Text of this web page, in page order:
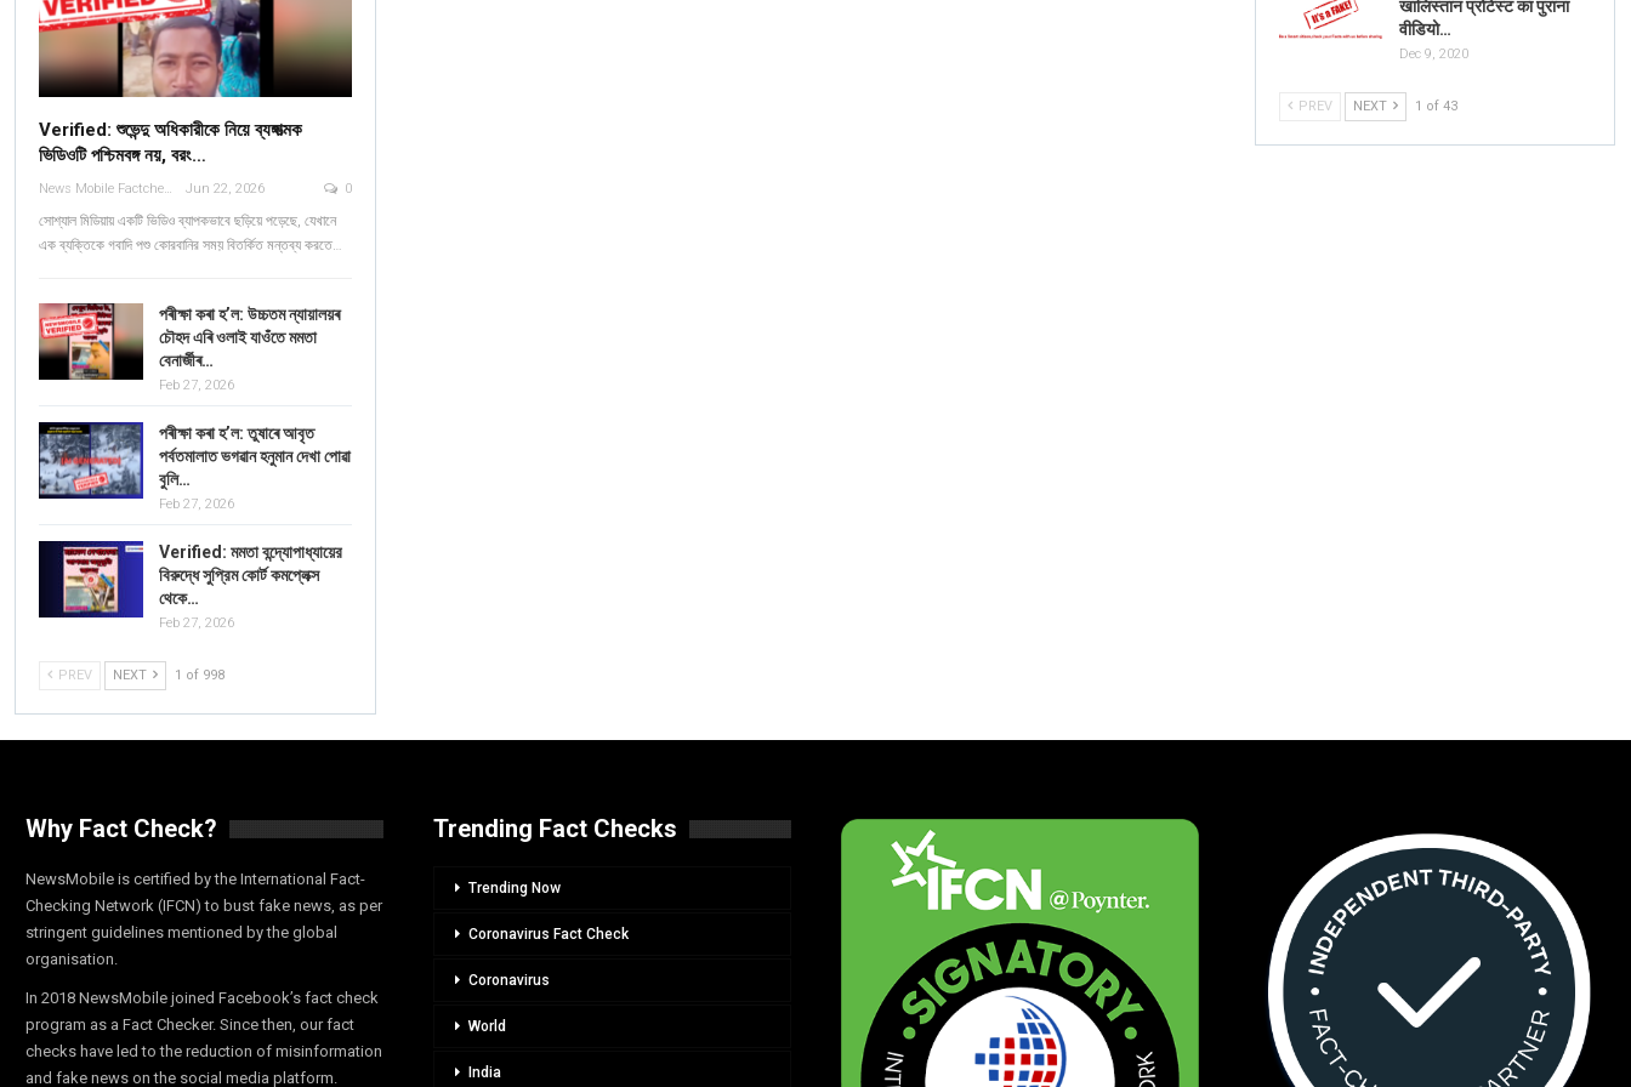
खालिस्तान प्रोटेस्ट का पुराना
वीडियो…
Dec 9, 2020
PREV NEXT 1 of 43
Verified: শুভেন্দু অধিকারীকে নিয়ে ব্যঙ্গাত্মক
ভিডিওটি পশ্চিমবঙ্গ নয়, বরং…
News Mobile Factcheck Bureau Jun 22, 2026 0
সোশ্যাল মিডিয়ায় একটি ভিডিও ব্যাপকভাবে ছড়িয়ে পড়েছে, যেখানে
এক ব্যক্তিকে গবাদি পশু কোরবানির সময় বিতর্কিত মন্তব্য করতে…
পৰীক্ষা কৰা হ’ল: উচ্চতম ন্যায়ালয়ৰ
চৌহদ এৰি ওলাই যাওঁতে মমতা
বেনাৰ্জীৰ…
Feb 27, 2026
পৰীক্ষা কৰা হ’ল: তুষাৰে আবৃত
পৰ্বতমালাত ভগৱান হনুমান দেখা পোৱা
বুলি…
Feb 27, 2026
Verified: মমতা বন্দ্যোপাধ্যায়ের
বিরুদ্ধে সুপ্রিম কোর্ট কমপ্লেক্স
থেকে…
Feb 27, 2026
PREV NEXT 1 of 998
Why Fact Check?
NewsMobile is certified by the International Fact-
Checking Network (IFCN) to bust fake news, as per
stringent guidelines mentioned by the global
organisation.
In 2018 NewsMobile joined Facebook’s fact check
program as a Fact Checker. Since then, our fact
checks have led to the reduction of misinformation
and fake news on the social media platform.
Trending Fact Checks
Trending Now
Coronavirus Fact Check
Coronavirus
World
India